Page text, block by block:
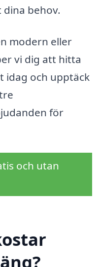
behov.
modern eller
vi dig att hitta
idag och upptäck
för
och utan